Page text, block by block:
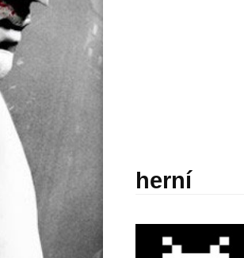
herní